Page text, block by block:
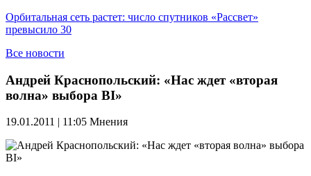
Орбитальная сеть растет: число спутников «Рассвет»
превысило 30
Все новости
Андрей Краснопольский: «Нас ждет «вторая
волна» выбора BI»
19.01.2011 | 11:05 Мнения